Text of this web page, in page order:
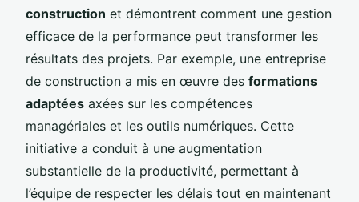
construction et démontrent comment une gestion
efficace de la performance peut transformer les
résultats des projets. Par exemple, une entreprise
de construction a mis en œuvre des formations
adaptées axées sur les compétences
managériales et les outils numériques. Cette
initiative a conduit à une augmentation
substantielle de la productivité, permettant à
l’équipe de respecter les délais tout en maintenant